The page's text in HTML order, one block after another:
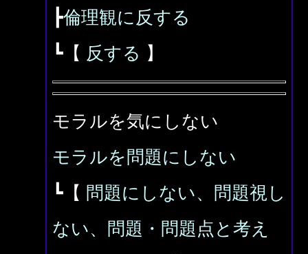
┣倫理観に反する
┗【 反する 】
モラルを気にしない
モラルを問題にしない
┗【 問題にしない、問題視し
ない、問題・問題点と考え